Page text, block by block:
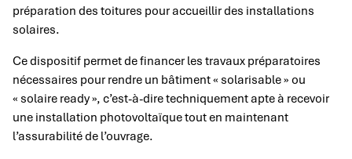
préparation des toitures pour accueillir des installations
solaires.
Ce dispositif permet de financer les travaux préparatoires
nécessaires pour rendre un bâtiment « solarisable » ou
« solaire ready », c’est-à-dire techniquement apte à recevoir
une installation photovoltaïque tout en maintenant
l’assurabilité de l’ouvrage.